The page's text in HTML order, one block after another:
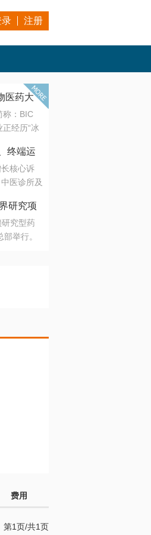
录 注册
端运营
医药大
称：BIC
经历“冰
付与入院
产业链协
定义未
核酸的技
“实验
产业、资
终端运
核心诉
医诊所及
研究项
究型药
举行。
费用
第1页/共1页